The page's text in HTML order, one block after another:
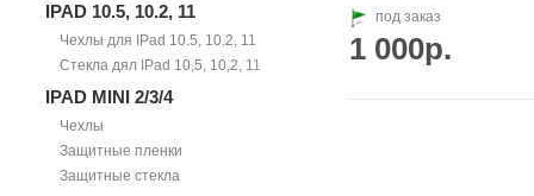
IPAD 10.5, 10.2, 11
Чехлы для IPad 10.5, 10.2, 11
Стекла дял IPad 10,5, 10,2, 11
IPAD MINI 2/3/4
Чехлы
Защитные пленки
Защитные стекла
под заказ
1 000р.